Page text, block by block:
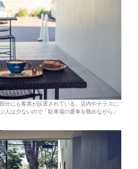
分にも客席が設置されている。店内やテラスに
人は少ないので「駐車場の愛車を眺めながら」